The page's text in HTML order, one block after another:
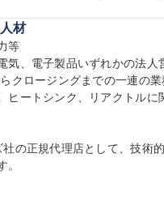
材
等
気、電子製品いずれかの法人
ヒートシンク、リアクトルに
の正規代理店として、技術
。